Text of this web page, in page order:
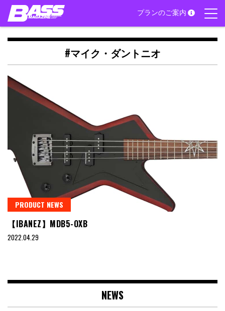
Skip
content
プランのご案内
#マイク・ダントニオ
PRODUCT NEWS
【IBANEZ】MDB5-OXB
2022.04.29
NEWS